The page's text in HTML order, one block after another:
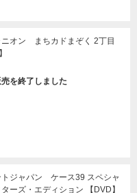
ニオン まちカドまぞく 2丁目
を終了しました
トジャパン ケース39 スペシャ
ーズ・エディション 【DVD】